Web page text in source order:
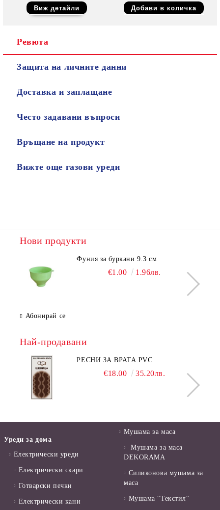
Виж детайли
Ревюта
Защита на личните данни
Доставка и заплащане
Често задавани въпроси
Връщане на продукт
Вижте още газови уреди
Нови продукти
Фуния за буркани 9.3 см
€1.00 1.96лв.
Абонирай се
Най-продавани
РЕСНИ ЗА ВРАТА PVC
€18.00 35.20лв.
Уреди за дома
Електрически уреди
Електрически скари
Готварски печки
Електрически кани
Мушама за маса
Мушама за маса
DEKORAMA
Силиконова мушама за
маса
Мушама "Текстил"